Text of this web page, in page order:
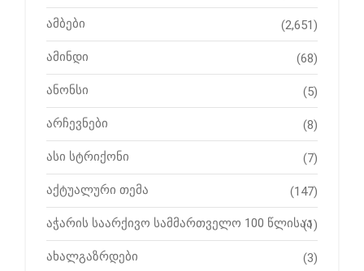
ამბები (2,651)
ამინდი (68)
ანონსი (5)
არჩევნები (8)
ასი სტრიქონი (7)
აქტუალური თემა (147)
აჭარის საარქივო სამმართველო 100 წლისაა
(1)
ახალგაზრდები (3)